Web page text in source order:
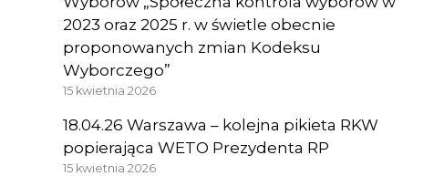
2023 oraz 2025 r. w świetle obecnie
proponowanych zmian Kodeksu
Wyborczego”
15 kwietnia 2026
18.04.26 Warszawa – kolejna pikieta RKW
popierająca WETO Prezydenta RP
15 kwietnia 2026